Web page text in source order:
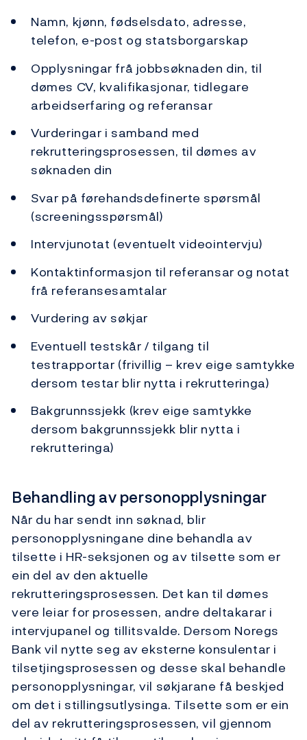
Namn, kjønn, fødselsdato, adresse,
telefon, e-post og statsborgarskap
Opplysningar frå jobbsøknaden din, til
dømes CV, kvalifikasjonar, tidlegare
arbeidserfaring og referansar
Vurderingar i samband med
rekrutteringsprosessen, til dømes av
søknaden din
Svar på førehandsdefinerte spørsmål
(screeningsspørsmål)
Intervjunotat (eventuelt videointervju)
Kontaktinformasjon til referansar og notat
frå referansesamtalar
Vurdering av søkjar
Eventuell testskår / tilgang til
testrapportar (frivillig – krev eige samtykke
dersom testar blir nytta i rekrutteringa)
Bakgrunnssjekk (krev eige samtykke
dersom bakgrunnssjekk blir nytta i
rekrutteringa)
Behandling av personopplysningar
Når du har sendt inn søknad, blir
personopplysningane dine behandla av
tilsette i HR-seksjonen og av tilsette som er
ein del av den aktuelle
rekrutteringsprosessen. Det kan til dømes
vere leiar for prosessen, andre deltakarar i
intervjupanel og tillitsvalde. Dersom Noregs
Bank vil nytte seg av eksterne konsulentar i
tilsetjingsprosessen og desse skal behandle
personopplysningar, vil søkjarane få beskjed
om det i stillingsutlysinga. Tilsette som er ein
del av rekrutteringsprosessen, vil gjennom